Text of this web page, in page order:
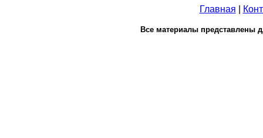
Главная
Все материалы представлены